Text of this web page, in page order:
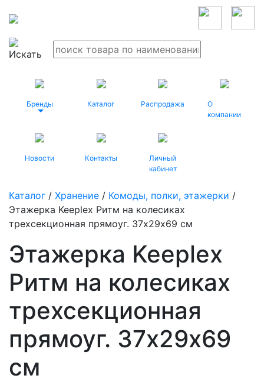
Бренды Каталог Распродажа
О
компании
Новости Контакты
Личный
кабинет
Каталог / Хранение / Комоды, полки, этажерки /
Этажерка Keeplex Ритм на колесиках
трехсекционная прямоуг. 37х29х69 см
Этажерка Keeplex
Ритм на колесиках
трехсекционная
прямоуг. 37х29х69
см